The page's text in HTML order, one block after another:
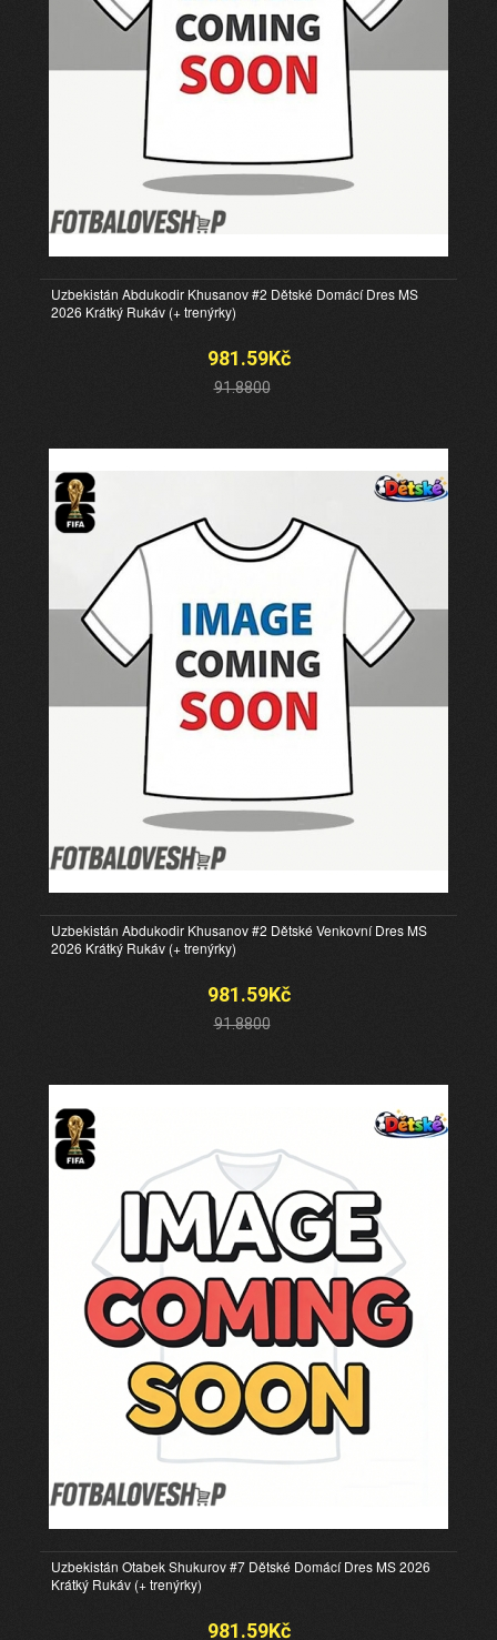
Uzbekistán Abdukodir Khusanov #2 Dětské Domácí Dres MS
2026 Krátký Rukáv (+ trenýrky)
981.59Kč
91.8800
Uzbekistán Abdukodir Khusanov #2 Dětské Venkovní Dres MS
2026 Krátký Rukáv (+ trenýrky)
981.59Kč
91.8800
Uzbekistán Otabek Shukurov #7 Dětské Domácí Dres MS 2026
Krátký Rukáv (+ trenýrky)
981.59Kč